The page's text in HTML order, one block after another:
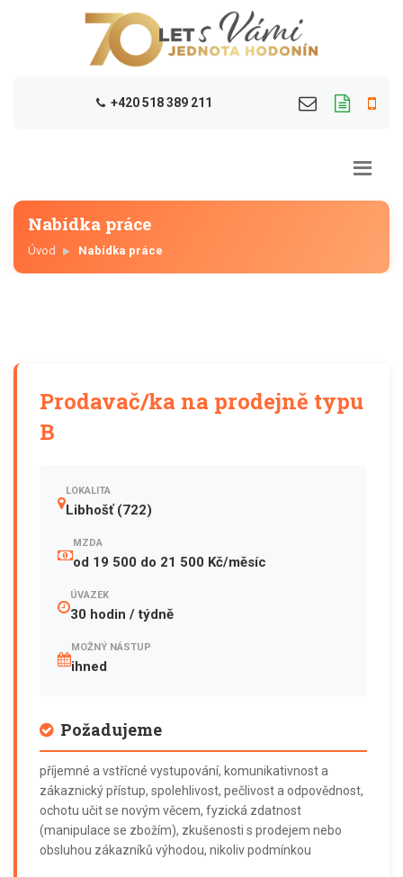
+420 518 389 211
Nabídka práce
Úvod Nabídka práce
Prodavač/ka na prodejně typu
B
LOKALITA
Libhošť (722)
MZDA
od 19 500 do 21 500 Kč/měsíc
ÚVAZEK
30 hodin / týdně
MOŽNÝ NÁSTUP
ihned
Požadujeme
příjemné a vstřícné vystupování, komunikativnost a
zákaznický přístup, spolehlivost, pečlivost a odpovědnost,
ochotu učit se novým věcem, fyzická zdatnost
(manipulace se zbožím), zkušenosti s prodejem nebo
obsluhou zákazníků výhodou, nikoliv podmínkou